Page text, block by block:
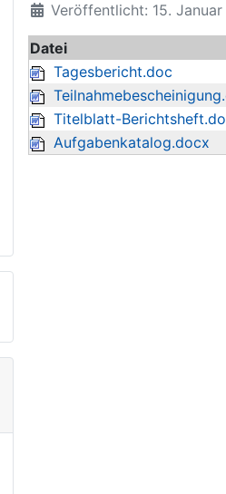
anzeigen
Veröffentlicht: 15. Januar
Datei
Tagesbericht.doc
Titelblatt-
Aufgabenkatalog.docx